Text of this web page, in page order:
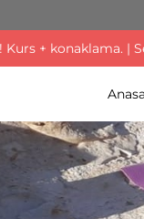
+ konaklama. |